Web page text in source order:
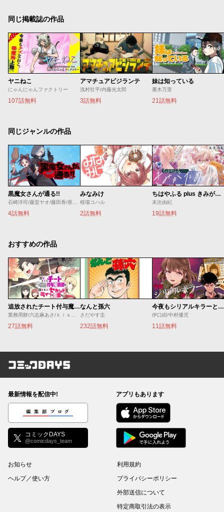
同じ掲載誌の作品
ヤニねこ
にゃんにゃんファクトリー
107話無料
アマチュアビジランテ
浅村壮平/内藤光太郎
3話無料
妹は知っている
雁木万里
21話無料
同じジャンルの作品
黒魔女さんが通る!!
石崎洋司/藤堂ヤオ/藤田香/亜沙美
4話無料
みなみけ
桜場コハル
2話無料
ちはやふる plus きみがため
末次由紀
19話無料
おすすめの作品
追放されたチート付与魔術師は気ままなセカンドライフを謳歌する。 ～俺は武器だけじゃなく、あらゆるものに『強化ポイント』を付与できるし、俺の意思でいつでも効果を解除できるけど、残った人たち大丈夫？～
業務用餅/六志麻あさ/ｋｉｓｕｉ
27話無料
なんと孫六
さだやす圭
232話無料
今夜もシリアルキラーと待ち合わせ
伊口紺/中村優児
11話無料
コミックDAYS
最新情報を配信中!
編集部ブログ
コミックDAYS
@comicdays_team
アプリもあります
お知らせ
ヘルプ／使い方
利用規約
プライバシーポリシー
外部送信について
特定商取引法の表示